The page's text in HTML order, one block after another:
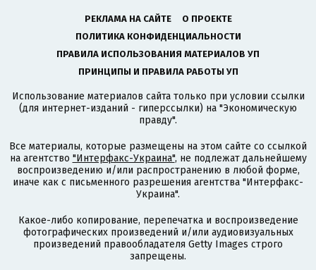
РЕКЛАМА НА САЙТЕ
О ПРОЕКТЕ
ПОЛИТИКА КОНФИДЕНЦИАЛЬНОСТИ
ПРАВИЛА ИСПОЛЬЗОВАНИЯ МАТЕРИАЛОВ УП
ПРИНЦИПЫ И ПРАВИЛА РАБОТЫ УП
Использование материалов сайта только при условии ссылки
(для интернет-изданий - гиперссылки) на "Экономическую
правду".
Все материалы, которые размещены на этом сайте со ссылкой
на агентство "Интерфакс-Украина", не подлежат дальнейшему
воспроизведению и/или распространению в любой форме,
иначе как с письменного разрешения агентства "Интерфакс-
Украина".
Какое-либо копирование, перепечатка и воспроизведение
фотографических произведений и/или аудиовизуальных
произведений правообладателя Getty Images строго
запрещены.